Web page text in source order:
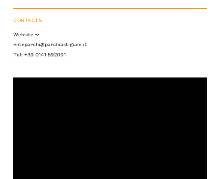
CONTACTS
Website ↝
enteparchi@parchiastigiani.it
Tel: +39 0141 592091